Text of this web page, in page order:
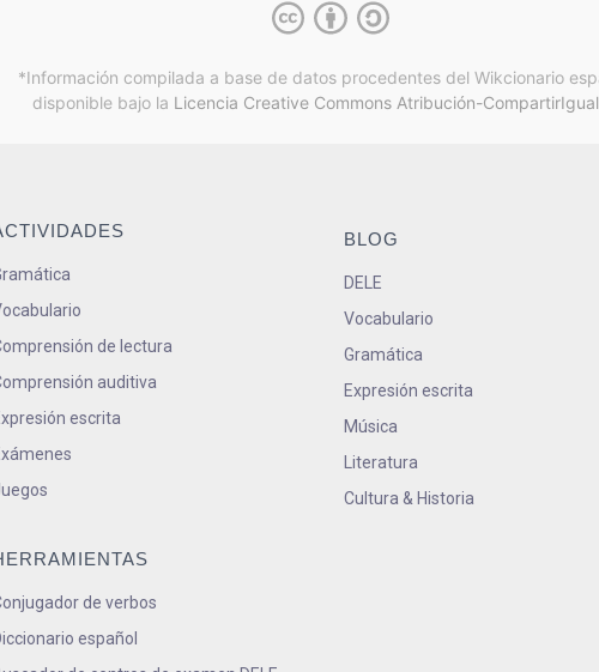
*Información compilada a base de datos procedentes del Wikcionario
disponible bajo la Licencia Creative Commons Atribución-
de lectura
auditiva
escrita
de verbos
español
BLOG
DELE
Vocabulario
Gramática
Expresión escrita
Música
Literatura
Cultura & Historia